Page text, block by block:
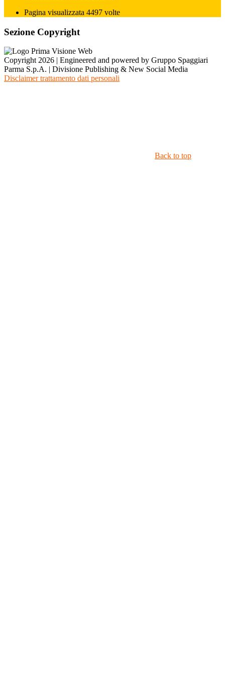
Pagina visualizzata 4497 volte
Sezione Copyright
Copyright 2026 | Engineered and powered by Gruppo Spaggiari
Parma S.p.A. | Divisione Publishing & New Social Media
Disclaimer trattamento dati personali
Back to top